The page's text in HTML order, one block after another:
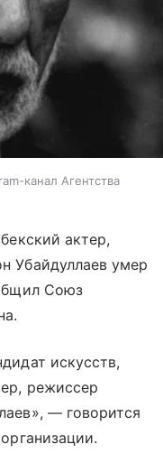
канал Агентства
актер,
Убайдуллаев умер
Союз
искусств,
режиссер
— говорится